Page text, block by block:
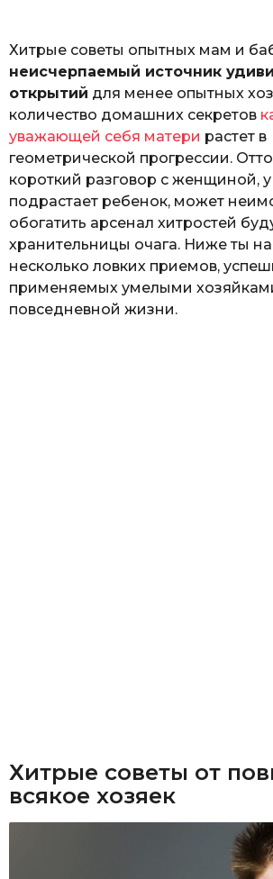
Хитрые советы опытных мам и
неисчерпаемый источник
открытий для менее опытных
количество домашних секретов
уважающей себя матери растет в
геометрической прогрессии.
короткий разговор с женщиной,
подрастает ребенок, может
обогатить арсенал хитростей
хранительницы очага. Ниже ты
несколько ловких приемов,
применяемых умелыми
повседневной жизни.
Хитрые советы от
всякое хозяек